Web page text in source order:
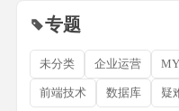
专题
未分类 企业运营
前端技术 数据库 疑